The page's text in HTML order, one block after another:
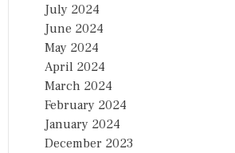
July 2024
June 2024
May 2024
April 2024
March 2024
February 2024
January 2024
December 2023